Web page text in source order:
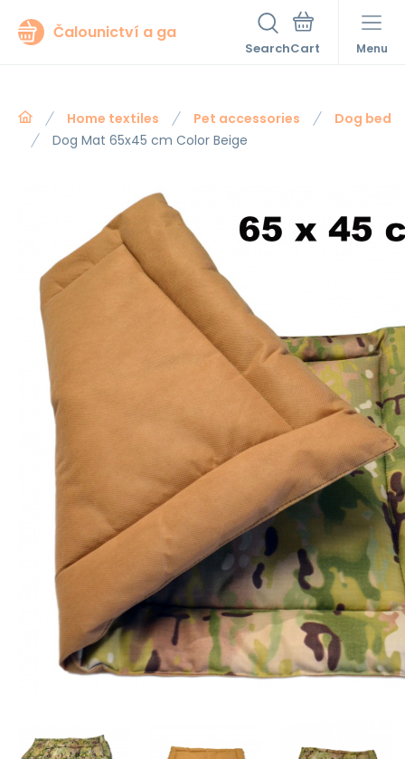
Čalounictví a ga
Search Menu
Home textiles Pet accessories
Dog bed
Dog Mat 65x45 cm Color Beige